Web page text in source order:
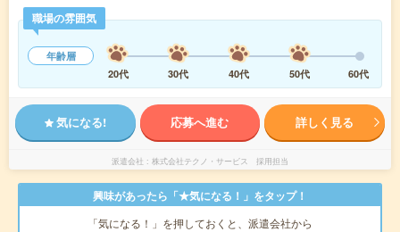
職場の雰囲気
年齢層
20代
30代 40代 50代 60代
気になる! 応募へ進む 詳しく見る
派遣会社 株式会社テクノ・サービス 採用担当
興味があったら「★気になる！」をタップ！
「気になる！」を押しておくと、派遣会社から